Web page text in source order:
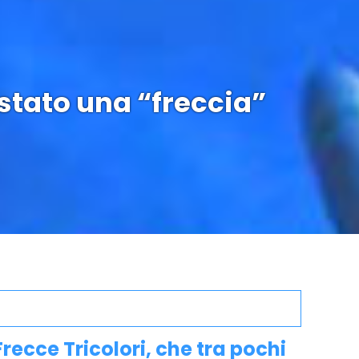
una “freccia”
Tricolori, che tra pochi